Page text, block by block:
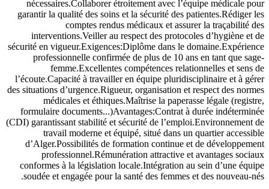
nécessaires.Collaborer étroitement avec l’équipe médicale pour
garantir la qualité des soins et la sécurité des patientes.Rédiger les
comptes rendus médicaux et assurer la traçabilité des
interventions.Veiller au respect des protocoles d’hygiène et de
sécurité en vigueur.Exigences:Diplôme dans le domaine.Expérience
professionnelle confirmée de plus de 10 ans en tant que sage-
femme.Excellentes compétences relationnelles et sens de
l’écoute.Capacité à travailler en équipe pluridisciplinaire et à gérer
des situations d’urgence.Rigueur, organisation et respect des normes
médicales et éthiques.Maîtrise la paperasse légale (registre,
formulaire documents...)Avantages:Contrat à durée indéterminée
(CDI) garantissant stabilité et sécurité de l’emploi.Environnement de
travail moderne et équipé, situé dans un quartier accessible
d’Alger.Possibilités de formation continue et de développement
professionnel.Rémunération attractive et avantages sociaux
conformes à la législation locale.Intégration au sein d’une équipe
soudée et engagée pour la santé des femmes et des nouveau-nés.